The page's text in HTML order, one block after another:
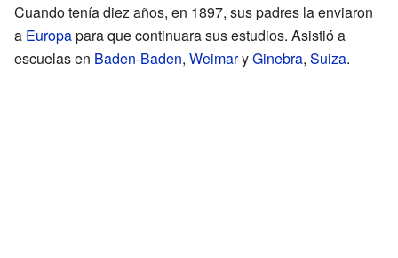
Cuando tenía diez años, en 1897, sus padres la enviaron
a Europapara que continuara sus estudios. Asistió a
escuelas en Baden-Baden, WeimaryGinebra, Suiza.